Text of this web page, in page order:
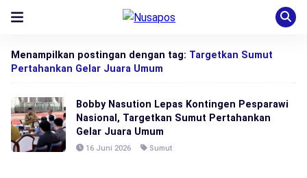
Menampilkan postingan dengan tag: Targetkan Sumut
Pertahankan Gelar Juara Umum
Bobby Nasution Lepas Kontingen Pesparawi
Nasional, Targetkan Sumut Pertahankan
Gelar Juara Umum
16 Juni 2026 Sumut